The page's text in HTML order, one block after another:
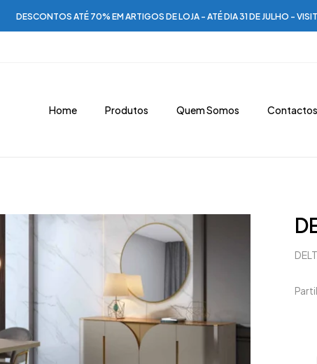
DESCONTOS ATÉ 70% EM ARTIGOS DE LOJA - ATÉ DIA 31 DE JULHO -
Home Produtos Quem Somos Contactos